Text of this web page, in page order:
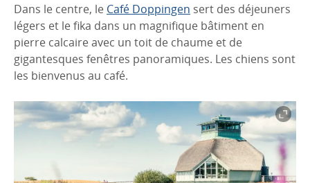
Dans le centre, le Café Doppingen sert des déjeuners
légers et le fika dans un magnifique bâtiment en
pierre calcaire avec un toit de chaume et de
gigantesques fenêtres panoramiques. Les chiens sont
les bienvenus au café.